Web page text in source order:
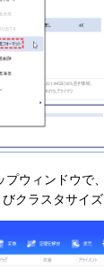
ウィンドウで
クラスタサイズ